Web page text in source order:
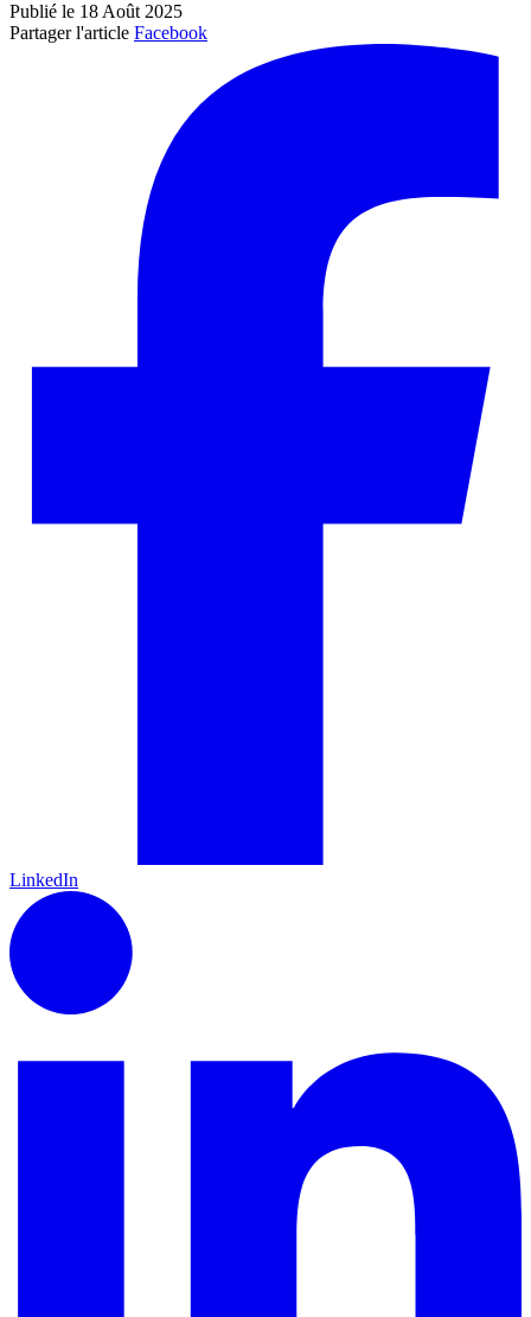
Publié le 18 Août 2025
Partager l'article Facebook
LinkedIn